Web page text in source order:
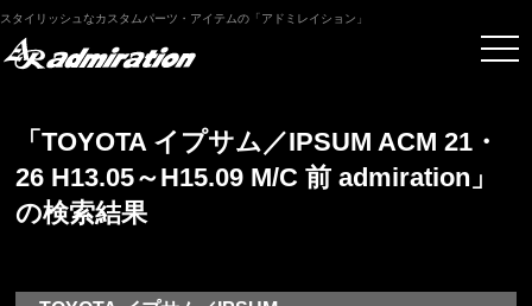
スタイリッシュなカスタムパーツ・アイテムの「アドミレイション」
「TOYOTA イプサム／IPSUM ACM 21・
26 H13.05～H15.09 M/C 前 admiration」
の検索結果